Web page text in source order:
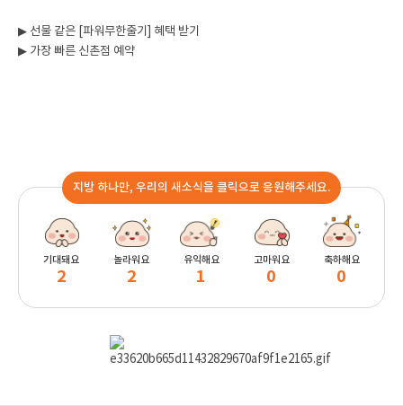
▶ 선물 같은 [파워무한줄기] 혜택 받기
▶ 가장 빠른 신촌점 예약
지방 하나만, 우리의 새소식을 클릭으로 응원해주세요.
기대돼요
2
놀라워요
2
유익해요
1
고마워요
0
축하해요
0